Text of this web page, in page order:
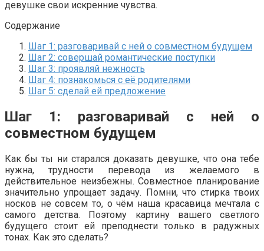
девушке свои искренние чувства.
Содержание
Шаг 1: разговаривай с ней о совместном будущем
Шаг 2: совершай романтические поступки
Шаг 3: проявляй нежность
Шаг 4: познакомься с её родителями
Шаг 5: сделай ей предложение
Шаг 1: разговаривай с ней о
совместном будущем
Как бы ты ни старался доказать девушке, что она тебе
нужна, трудности перевода из желаемого в
действительное неизбежны. Совместное планирование
значительно упрощает задачу. Помни, что стирка твоих
носков не совсем то, о чём наша красавица мечтала с
самого детства. Поэтому картину вашего светлого
будущего стоит ей преподнести только в радужных
тонах. Как это сделать?